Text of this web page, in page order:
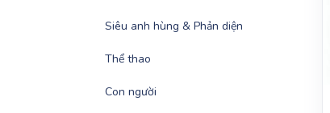
Siêu anh hùng & Phản diện
Thể thao
Con người